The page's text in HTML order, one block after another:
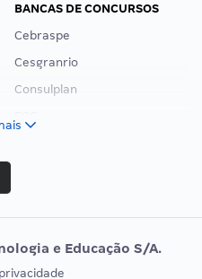
BANCAS DE CONCURSOS
Cebraspe
Cesgranrio
Consulplan
Vunespe Educação S/A.